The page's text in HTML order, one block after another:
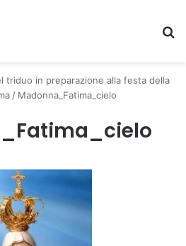
triduo in preparazione alla festa della
/ Madonna_Fatima_cielo